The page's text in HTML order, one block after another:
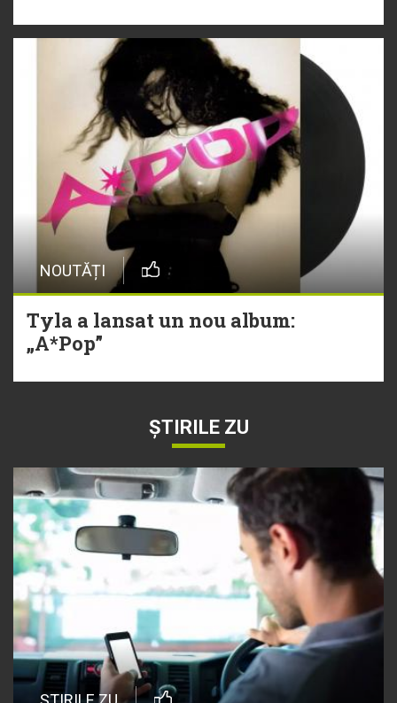
NOUTĂȚI
Tyla a lansat un nou album:
„A*Pop”
ȘTIRILE ZU